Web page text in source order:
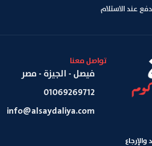
عند الاستلام
تواصل معنا
فيصل - الجيزة - مصر
01069269712
info@alsaydaliya.com